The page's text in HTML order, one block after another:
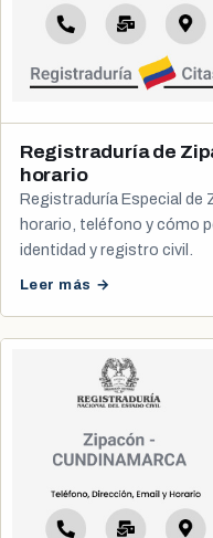
Registraduría de
horario
Registraduría Especial de
horario, teléfono y cómo
identidad y registro civil.
Leer más →